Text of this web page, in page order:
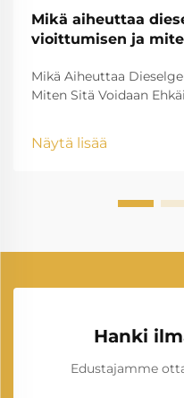
Mikä aiheuttaa
vioittumisen ja
Mikä Aiheuttaa
Miten Sitä Voidaan
Näytä lisää
Hanki
Edustajamme